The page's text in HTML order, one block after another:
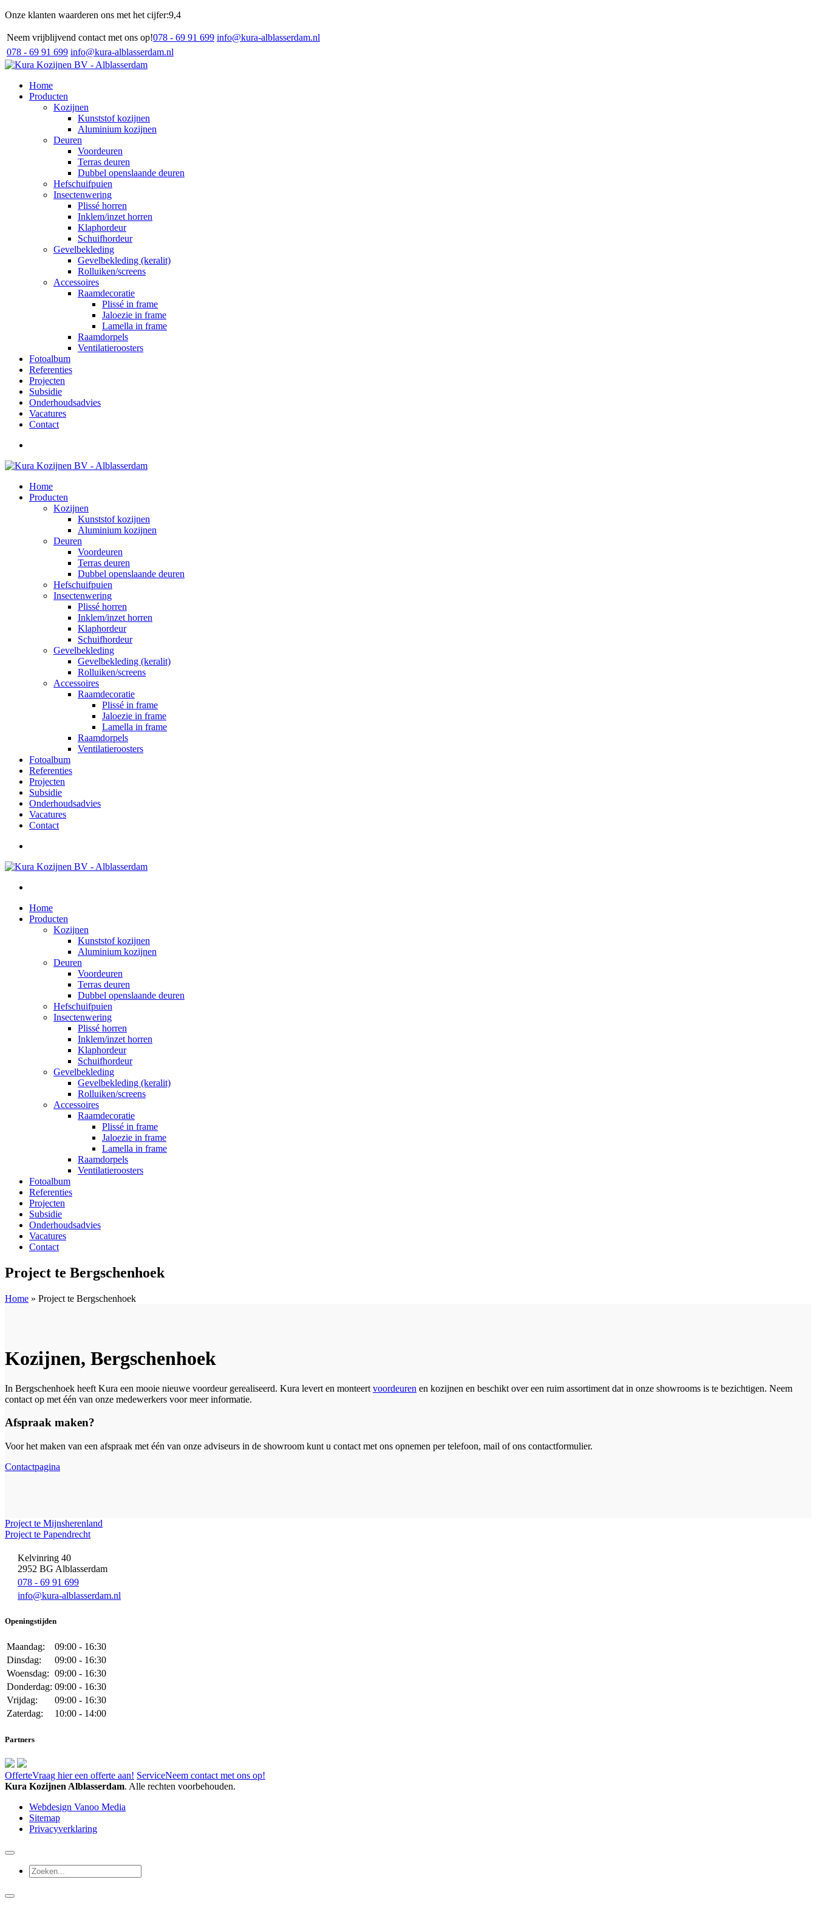
Onze klanten waarderen ons met het cijfer:9,4
Neem vrijblijvend contact met ons op!078 - 69 91 699 info@kura-alblasserdam.nl
078 - 69 91 699 info@kura-alblasserdam.nl
Home
Producten
Kozijnen
Kunststof kozijnen
Aluminium kozijnen
Deuren
Voordeuren
Terras deuren
Dubbel openslaande deuren
Hefschuifpuien
Insectenwering
Plissé horren
Inklem/inzet horren
Klaphordeur
Schuifhordeur
Gevelbekleding
Gevelbekleding (keralit)
Rolluiken/screens
Accessoires
Raamdecoratie
Plissé in frame
Jaloezie in frame
Lamella in frame
Raamdorpels
Ventilatieroosters
Fotoalbum
Referenties
Projecten
Subsidie
Onderhoudsadvies
Vacatures
Contact
Home
Producten
Kozijnen
Kunststof kozijnen
Aluminium kozijnen
Deuren
Voordeuren
Terras deuren
Dubbel openslaande deuren
Hefschuifpuien
Insectenwering
Plissé horren
Inklem/inzet horren
Klaphordeur
Schuifhordeur
Gevelbekleding
Gevelbekleding (keralit)
Rolluiken/screens
Accessoires
Raamdecoratie
Plissé in frame
Jaloezie in frame
Lamella in frame
Raamdorpels
Ventilatieroosters
Fotoalbum
Referenties
Projecten
Subsidie
Onderhoudsadvies
Vacatures
Contact
Home
Producten
Kozijnen
Kunststof kozijnen
Aluminium kozijnen
Deuren
Voordeuren
Terras deuren
Dubbel openslaande deuren
Hefschuifpuien
Insectenwering
Plissé horren
Inklem/inzet horren
Klaphordeur
Schuifhordeur
Gevelbekleding
Gevelbekleding (keralit)
Rolluiken/screens
Accessoires
Raamdecoratie
Plissé in frame
Jaloezie in frame
Lamella in frame
Raamdorpels
Ventilatieroosters
Fotoalbum
Referenties
Projecten
Subsidie
Onderhoudsadvies
Vacatures
Contact
Project te Bergschenhoek
Home » Project te Bergschenhoek
Kozijnen, Bergschenhoek
In Bergschenhoek heeft Kura een mooie nieuwe voordeur gerealiseerd. Kura levert en monteert voordeuren en kozijnen en beschikt over een ruim assortiment dat in onze showrooms is te bezichtigen. Neem
contact op met één van onze medewerkers voor meer informatie.
Afspraak maken?
Voor het maken van een afspraak met één van onze adviseurs in de showroom kunt u contact met ons opnemen per telefoon, mail of ons contactformulier.
Contactpagina
Project te Mijnsherenland
Project te Papendrecht
Kelvinring 40
2952 BG Alblasserdam
078 - 69 91 699
info@kura-alblasserdam.nl
Openingstijden
Maandag:
09:00 - 16:30
Dinsdag:
09:00 - 16:30
Woensdag: 09:00 - 16:30
Donderdag: 09:00 - 16:30
Vrijdag:
09:00 - 16:30
Zaterdag:
10:00 - 14:00
Partners
OfferteVraag hier een offerte aan! ServiceNeem contact met ons op!
Kura Kozijnen Alblasserdam. Alle rechten voorbehouden.
Webdesign Vanoo Media
Sitemap
Privacyverklaring